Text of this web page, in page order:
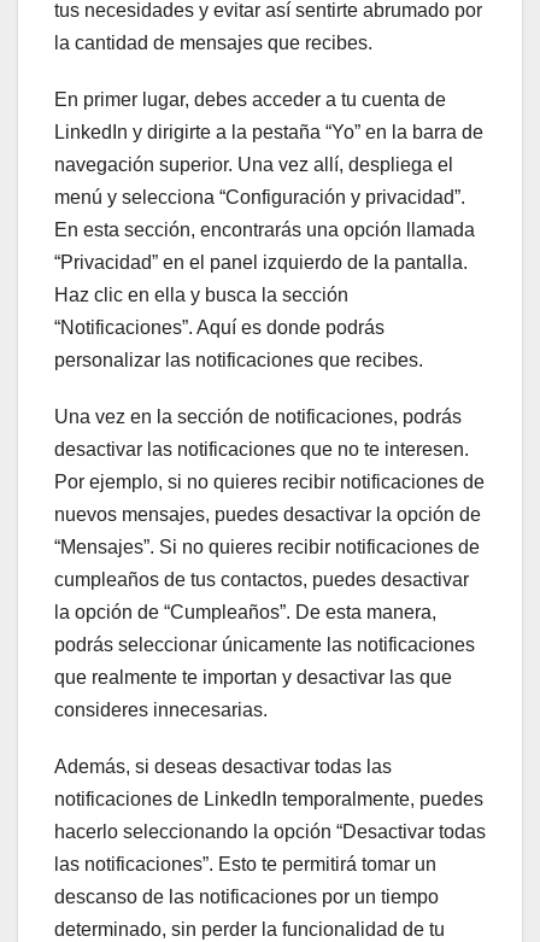
tus necesidades y evitar así sentirte abrumado por
la cantidad de mensajes que recibes.
En primer lugar, debes acceder a tu cuenta de
LinkedIn y dirigirte a la pestaña “Yo” en la barra de
navegación superior. Una vez allí, despliega el
menú y selecciona “Configuración y privacidad”.
En esta sección, encontrarás una opción llamada
“Privacidad” en el panel izquierdo de la pantalla.
Haz clic en ella y busca la sección
“Notificaciones”. Aquí es donde podrás
personalizar las notificaciones que recibes.
Una vez en la sección de notificaciones, podrás
desactivar las notificaciones que no te interesen.
Por ejemplo, si no quieres recibir notificaciones de
nuevos mensajes, puedes desactivar la opción de
“Mensajes”. Si no quieres recibir notificaciones de
cumpleaños de tus contactos, puedes desactivar
la opción de “Cumpleaños”. De esta manera,
podrás seleccionar únicamente las notificaciones
que realmente te importan y desactivar las que
consideres innecesarias.
Además, si deseas desactivar todas las
notificaciones de LinkedIn temporalmente, puedes
hacerlo seleccionando la opción “Desactivar todas
las notificaciones”. Esto te permitirá tomar un
descanso de las notificaciones por un tiempo
determinado, sin perder la funcionalidad de tu